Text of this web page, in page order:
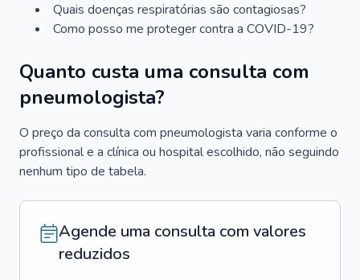
Quais doenças respiratórias são contagiosas?
Como posso me proteger contra a COVID-19?
Quanto custa uma consulta com
pneumologista?
O preço da consulta com pneumologista varia conforme o
profissional e a clínica ou hospital escolhido, não seguindo
nenhum tipo de tabela.
Agende uma consulta com valores
reduzidos